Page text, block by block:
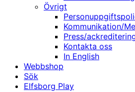
Övrigt
Kommunikation/
Press/
Kontakta oss
In English
Webbshop
Sök
Elfsborg Play